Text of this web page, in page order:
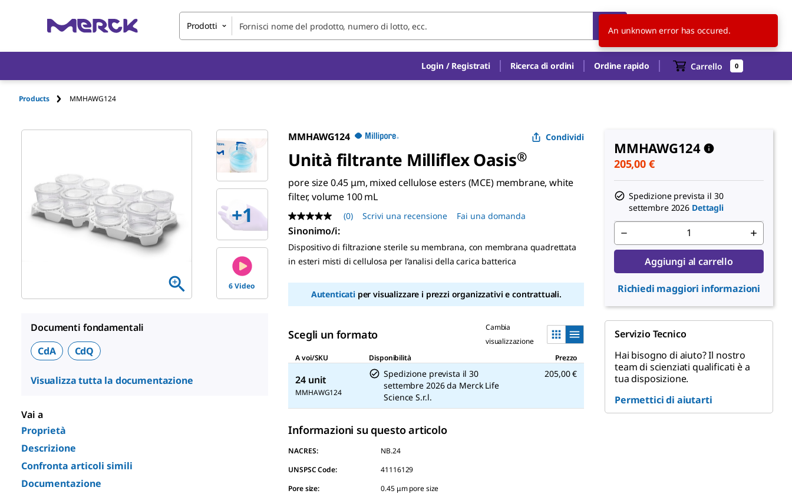
Prodotti IT
Login / Registrati Ricerca di ordini Ordine rapido Carrello 0
Products MMHAWG124
+1
6 Video
Documenti fondamentali
CdA
CdQ
Visualizza tutta la documentazione
Vai a
Proprietà
Descrizione
Confronta articoli simili
Documentazione
MMHAWG124 Condividi
Unità filtrante Milliflex Oasis®
pore size 0.45 μm, mixed cellulose esters (MCE) membrane, white
filter, volume 100 mL
Nessuna
valutazione
Stesso
link
alla
pagina.
(0) Scrivi una recensione Fai una domanda
Sinonimo/i:
Dispositivo di filtrazione sterile su membrana, con membrana quadrettata
in esteri misti di cellulosa per l’analisi della carica batterica
Autenticatiper visualizzare i prezzi organizzativi e contrattuali.
Scegli un formato
Cambia
visualizzazione
A voi/SKU
Disponibilità Prezzo
24 unit
MMHAWG124
Spedizione prevista il 30
settembre 2026 da Merck Life
Science S.r.l.
205,00 €
Informazioni su questo articolo
NACRES:
NB.24
UNSPSC Code:
41116129
Pore size:
0.45 μm pore size
MMHAWG124
205,00 €
Spedizione prevista il 30
settembre 2026 Dettagli
Aggiungi al carrello
Richiedi maggiori informazioni
Servizio Tecnico
Hai bisogno di aiuto? Il nostro
team di scienziati qualificati è a
tua disposizione.
Permettici di aiutarti
An unknown error has occured.